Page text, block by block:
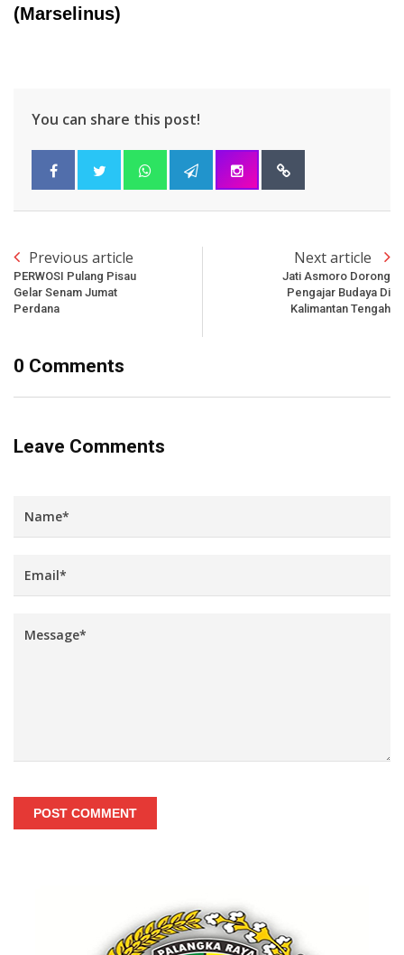
(Marselinus)
You can share this post!
Previous article
PERWOSI Pulang Pisau
Gelar Senam Jumat
Perdana
Next article
Jati Asmoro Dorong
Pengajar Budaya Di
Kalimantan Tengah
0 Comments
Leave Comments
POST COMMENT